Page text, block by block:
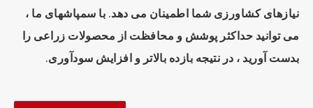
نیازهای کشاورزی شما اطمینان می دهد. با سمپاشهای ما ،
می توانید حداکثر پوشش و محافظت از محصولات زراعی را
بدست آورید ، در نتیجه بازده بالاتر و افزایش سودآوری.